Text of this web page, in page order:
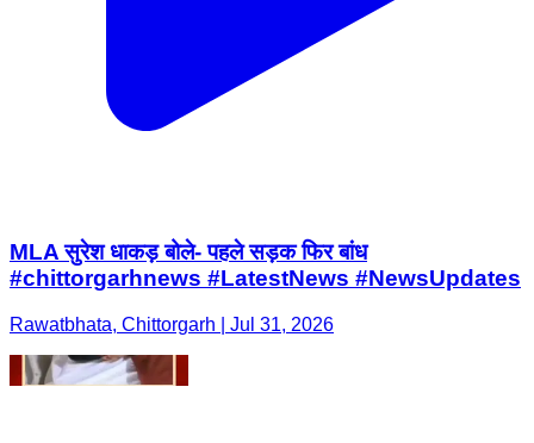
MLA सुरेश धाकड़ बोले- पहले सड़क फिर बांध
#chittorgarhnews #LatestNews #NewsUpdates
Rawatbhata, Chittorgarh | Jul 31, 2026